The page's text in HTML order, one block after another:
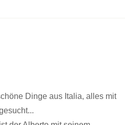
Dinge aus Italia, alles mit